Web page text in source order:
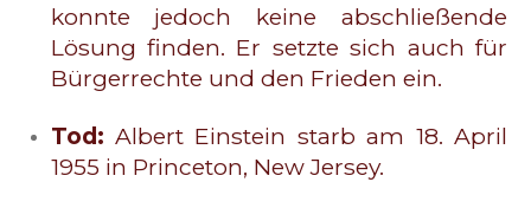
konnte jedoch keine abschließende
Lösung finden. Er setzte sich auch für
Bürgerrechte und den Frieden ein.
Tod: Albert Einstein starb am 18. April
1955 in Princeton, New Jersey.